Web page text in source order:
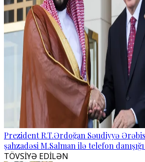
Prezident R.T.Ərdoğan Səudiyyə
şahzadəsi M.Salman ilə telefon
TÖVSİYƏ EDİLƏN